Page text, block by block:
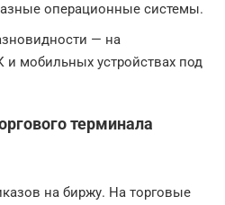
операционные системы.
— на
и мобильных устройствах под
терминала
на биржу. На торговые